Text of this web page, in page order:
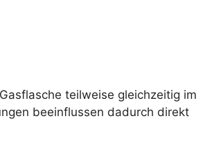
teilweise gleichzeitig im
beeinflussen dadurch direkt